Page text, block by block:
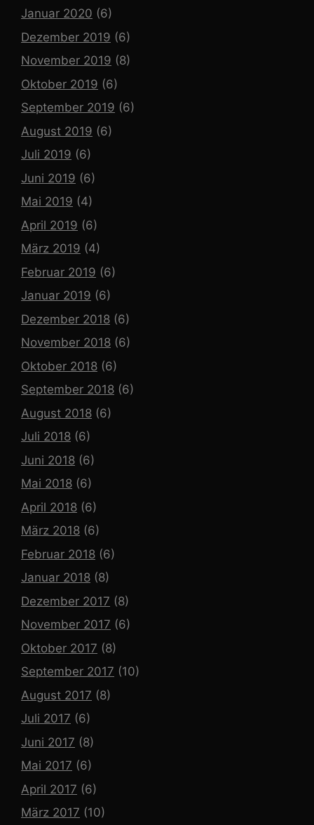
Januar 2020 (6)
Dezember 2019 (6)
November 2019 (8)
Oktober 2019 (6)
September 2019 (6)
August 2019 (6)
Juli 2019 (6)
Juni 2019 (6)
Mai 2019 (4)
April 2019 (6)
März 2019 (4)
Februar 2019 (6)
Januar 2019 (6)
Dezember 2018 (6)
November 2018 (6)
Oktober 2018 (6)
September 2018 (6)
August 2018 (6)
Juli 2018 (6)
Juni 2018 (6)
Mai 2018 (6)
April 2018 (6)
März 2018 (6)
Februar 2018 (6)
Januar 2018 (8)
Dezember 2017 (8)
November 2017 (6)
Oktober 2017 (8)
September 2017 (10)
August 2017 (8)
Juli 2017 (6)
Juni 2017 (8)
Mai 2017 (6)
April 2017 (6)
März 2017 (10)